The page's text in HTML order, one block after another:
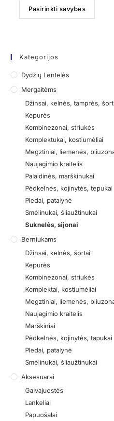
Pasirinkti savybes
Kategorijos
Dydžių Lentelės
Mergaitėms
Džinsai, kelnės, tamprės,
Kepurės
Kombinezonai, striukės
Komplektukai, kostiumėliai
Megztiniai, liemenės,
Naujagimio kraitelis
Palaidinės, marškinukai
Pėdkelnės, kojinytės, tepukai
Pledai, patalynė
Smėlinukai, šliaužtinukai
Suknelės, sijonai
Berniukams
Džinsai, kelnės, šortai
Kepurės
Kombinezonai, striukės
Komplektai, kostiumėliai
Megztiniai, liemenės,
Naujagimio kraitelis
Marškiniai
Pėdkelnės, kojinytės, tapukai
Pledai, patalynė
Smėlinukai, šliaužtinukai
Aksesuarai
Galvajuostės
Lankeliai
Papuošalai